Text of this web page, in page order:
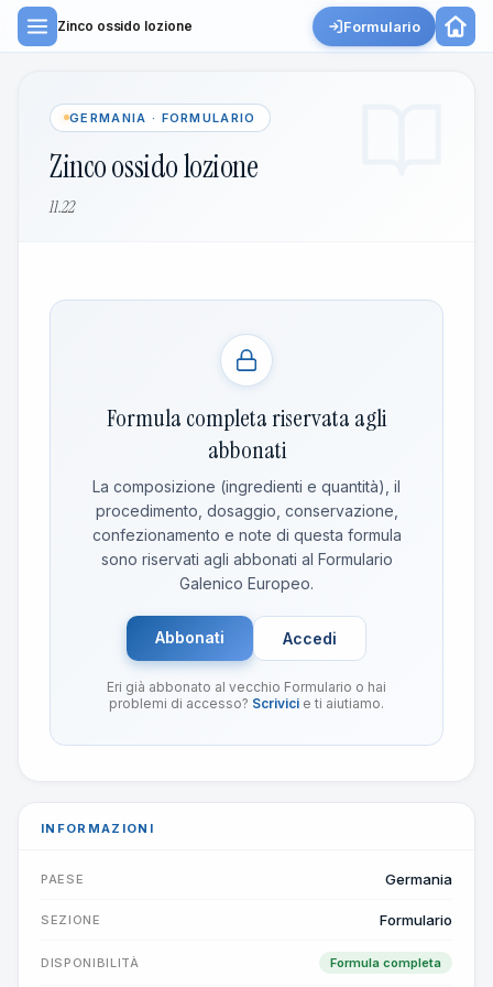
Zinco ossido lozione Formulario
GERMANIA · FORMULARIO
Zinco ossido lozione
11.22
Formula completa riservata agli
abbonati
La composizione (ingredienti e quantità), il
procedimento, dosaggio, conservazione,
confezionamento e note di questa formula
sono riservati agli abbonati al Formulario
Galenico Europeo.
Abbonati Accedi
Eri già abbonato al vecchio Formulario o hai
problemi di accesso? Scrivici e ti aiutiamo.
INFORMAZIONI
PAESE Germania
SEZIONE Formulario
DISPONIBILITÀ Formula completa